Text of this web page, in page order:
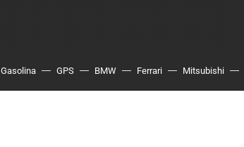
Gasolina GPS BMW Ferrari Mitsubishi